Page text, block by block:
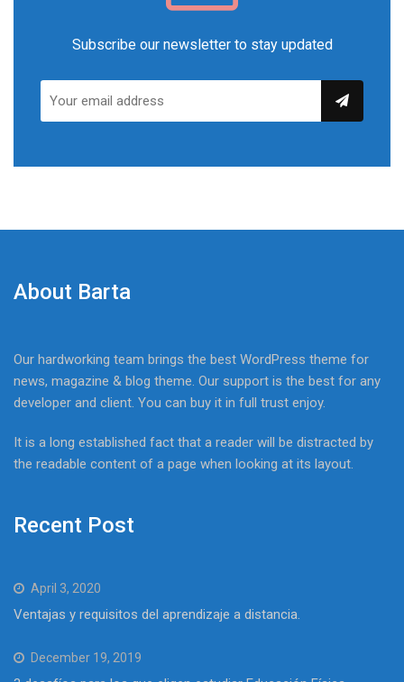
Subscribe our newsletter to stay updated
About Barta
Our hardworking team brings the best WordPress theme for
news, magazine & blog theme. Our support is the best for any
developer and client. You can buy it in full trust enjoy.
It is a long established fact that a reader will be distracted by
the readable content of a page when looking at its layout.
Recent Post
April 3, 2020
Ventajas y requisitos del aprendizaje a distancia.
December 19, 2019